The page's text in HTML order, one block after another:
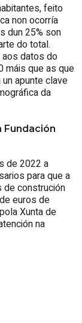
feito
non ocorría
dun 25% son
do total.
aos datos do
máis que as que
apunte clave
da
Fundación
de 2022 a
para que a
de construción
euros de
Xunta de
na